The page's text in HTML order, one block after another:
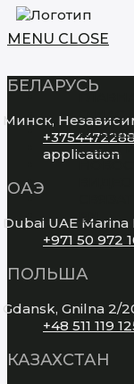
MENU CLOSE
О НАС
EN
БЕЛАРУСЬ
Минск,
application
ОАЭ
Dubai UAE
+971 50 972
ПОЛЬША
Gdansk, Gnilna 2/
+48 511 119
КАЗАХСТАН